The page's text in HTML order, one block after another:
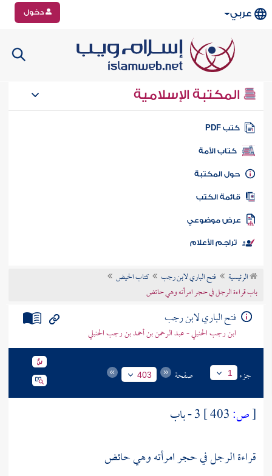
عربي دخول
المكتبة الإسلامية
كتب PDF
كتاب الأمة
المكتبة
الكتب
موضوعي
تراجم الأعلام
الرئيسية فتح الباري لابن رجب
كتاب الحيض
باب قراءة الرجل في حجر امرأته وهي حائض
فتح الباري لابن رجب
ابن رجب الحنبلي - عبد الرحمن بن أحمد بن رجب الحنبلي
جزء 1 صفحة 403
[ص:
3 - باب
قراءة الرجل في حجر امرأته وهي حائض